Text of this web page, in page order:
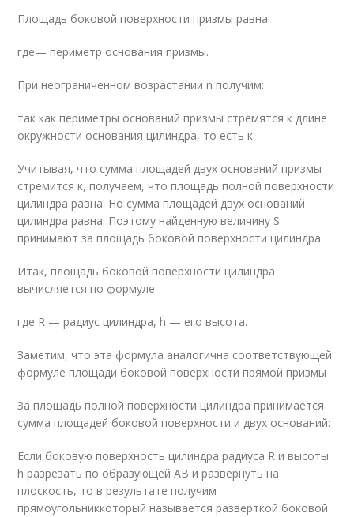
Площадь боковой поверхности призмы равна
где— периметр основания призмы.
При неограниченном возрастании n получим:
так как периметры оснований призмы стремятся к длине
окружности основания цилиндра, то есть к
Учитывая, что сумма площадей двух оснований призмы
стремится к, получаем, что площадь полной поверхности
цилиндра равна. Но сумма площадей двух оснований
цилиндра равна. Поэтому найденную величину S
принимают за площадь боковой поверхности цилиндра.
Итак, площадь боковой поверхности цилиндра
вычисляется по формуле
где R — радиус цилиндра, h — его высота.
Заметим, что эта формула аналогична соответствующей
формуле площади боковой поверхности прямой призмы
За площадь полной поверхности цилиндра принимается
сумма площадей боковой поверхности и двух оснований:
Если боковую поверхность цилиндра радиуса R и высоты
h разрезать по образующей АВ и развернуть на
плоскость, то в результате получим
прямоугольниккоторый называется разверткой боковой